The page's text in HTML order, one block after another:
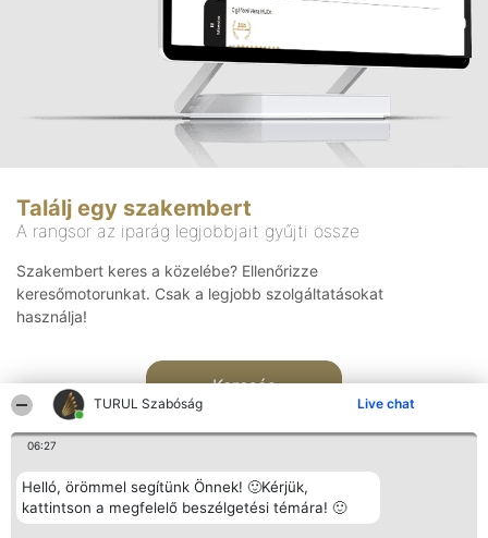
TURUL Szabóság Live chat
06:27
Helló, örömmel segítünk Önnek! 🙂Kérjük,
kattintson a megfelelő beszélgetési témára! 🙂
Találj egy szakembert
A rangsor az iparág legjobbjait gyűjti össze
Szakembert keres a közelébe? Ellenőrizze
keresőmotorunkat. Csak a legjobb szolgáltatásokat
használja!
Keresés